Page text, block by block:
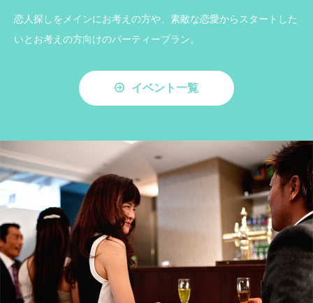
恋人探しをメインにお考えの方や、素敵な恋愛からスタートした
いとお考えの方向けのパーティープラン。
イベント一覧